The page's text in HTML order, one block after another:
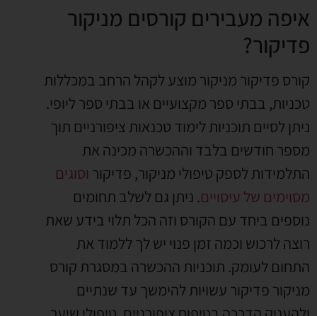
איפה מעבירים קורסים מניקור
פדיקור?
קורס פדיקור מניקור מוצע לקהל הרחב במכללות
טכניות, בבתי ספר מקצועיים או בבתי ספר ליופי.
ניתן לסיים תוכניות לימוד טכנאות ציפורניים תוך
מספר חודשים בלבד וההכשרה מכינה את
התלמידות לספק טיפולי מניקור, פדיקור וסוגים
מסוימים של עיסויים. ניתן גם לשלב תחומים
נוספים ביחד עם הקורס וזה הכל תלוי בידע שאת
רוצה לרכוש וכמה זמן פנוי יש לך ללמוד את
התחום לעומק. תוכניות ההכשרה במסגרת קורס
מניקור פדיקור עשויות להימשך עד שנתיים